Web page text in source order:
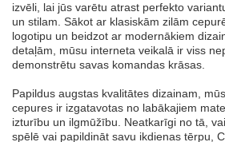
izvēli, lai jūs varētu atrast perfekto
un stilam. Sākot ar klasiskām zilām
logotipu un beidzot ar modernākiem
detaļām, mūsu interneta veikalā ir viss
demonstrētu savas komandas krāsas.
Papildus augstas kvalitātes dizainam,
cepures ir izgatavotas no labākajiem
izturību un ilgmūžību. Neatkarīgi no tā,
spēlē vai papildināt savu ikdienas tērpu,